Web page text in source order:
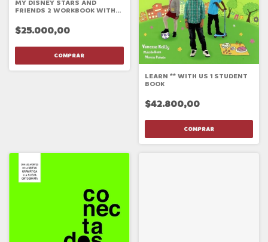
MY DISNEY STARS AND
FRIENDS 2 WORKBOOK WITH
$25.000,00
LEARN ** WITH US 1 STUDENT
BOOK
$42.800,00